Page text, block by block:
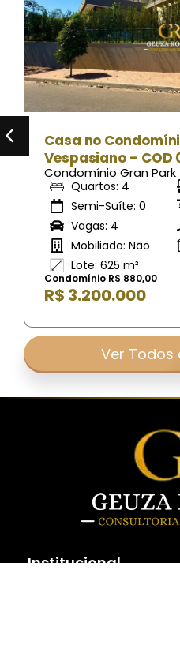
Casa no
Vespasiano – COD
Condomínio Gran Park
Quartos: 4
Semi-Suíte: 0
Vagas: 4
Mobiliado: Não
Lote: 625 m²
Condomínio R$ 880,00
R$ 3.200.000
Ver Todos
Institucional